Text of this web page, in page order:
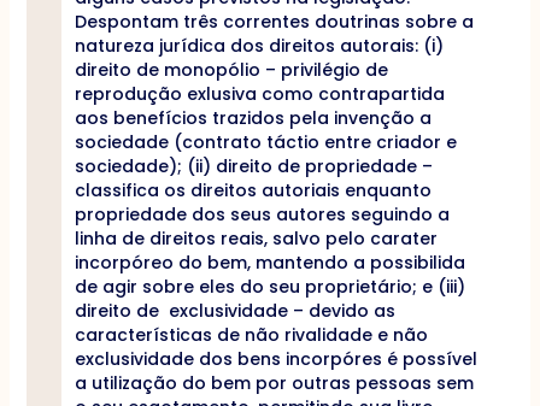
Despontam três correntes doutrinas sobre a
natureza jurídica dos direitos autorais: (i)
direito de monopólio – privilégio de
reprodução exlusiva como contrapartida
aos benefícios trazidos pela invenção a
sociedade (contrato táctio entre criador e
sociedade); (ii) direito de propriedade –
classifica os direitos autoriais enquanto
propriedade dos seus autores seguindo a
linha de direitos reais, salvo pelo carater
incorpóreo do bem, mantendo a possibilida
de agir sobre eles do seu proprietário; e (iii)
direito de exclusividade – devido as
características de não rivalidade e não
exclusividade dos bens incorpóres é possível
a utilização do bem por outras pessoas sem